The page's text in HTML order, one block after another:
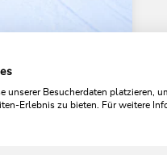
in Niederau
unserer Besucherdaten platzieren,
Erlebnis zu bieten. Für weitere